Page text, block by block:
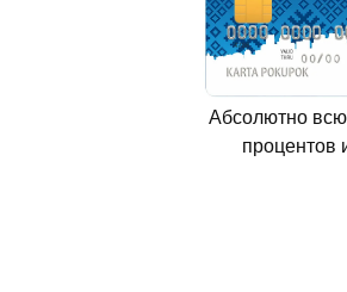
Абсолютно всю
процентов